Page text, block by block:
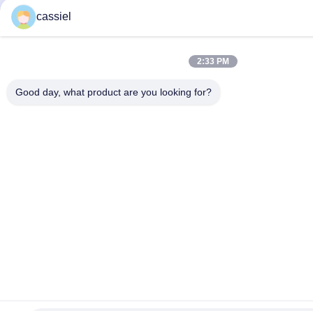
cassiel
2:33 PM
Good day, what product are you looking for?